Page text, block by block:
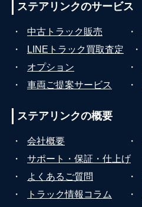
ステアリンクのサービス
・ 中古トラック販売 ・
・
LINEトラック買取査定 ・
・
オプション ・
・
車両ご提案サービス ・
ステアリンクの概要
・ 会社概要 ・
・
サポート・保証・仕上げ
・
よくあるご質問 ・
・
トラック情報コラム ・